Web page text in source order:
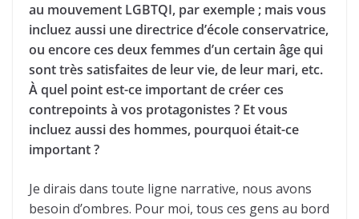
au mouvement LGBTQI, par exemple ; mais vous
incluez aussi une directrice d’école conservatrice,
ou encore ces deux femmes d’un certain âge qui
sont très satisfaites de leur vie, de leur mari, etc.
À quel point est-ce important de créer ces
contrepoints à vos protagonistes ? Et vous
incluez aussi des hommes, pourquoi était-ce
important ?
Je dirais dans toute ligne narrative, nous avons
besoin d’ombres. Pour moi, tous ces gens au bord